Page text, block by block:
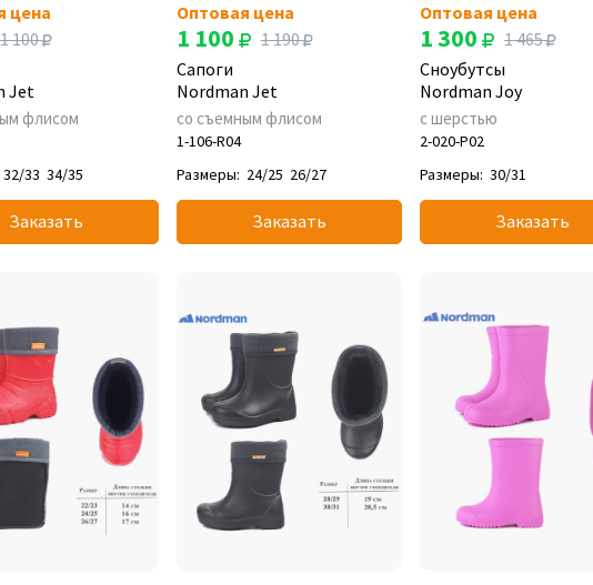
цена
1 100
Jet
флисом
32/33 34/35
Заказать
Оптовая цена
1 100
1 190
Сапоги
Nordman Jet
со съемным флисом
1-106-R04
Размеры: 24/25 26/27
Заказать
Оптовая цена
1 300
1 465
Сноубутсы
Nordman Joy
с шерстью
2-020-P02
Размеры: 30/31
Заказать